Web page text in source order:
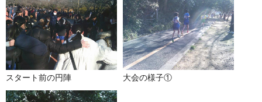
スタート前の円陣 大会の様子①